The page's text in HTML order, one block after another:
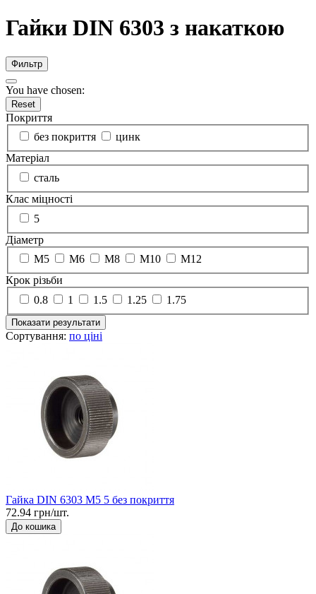
Гайки DIN 6303 з накаткою
Фильтр
You have chosen:
Reset
Покриття
без покриття
цинк
Матеріал
сталь
Клас міцності
5
Діаметр
М5
М6 М8 М10
М12
Крок різьби
0.8
1 1.5 1.25 1.75
Показати результати
Сортування: по ціні
Гайка DIN 6303 М5 5 без покриття
72.94 грн/шт.
До кошика